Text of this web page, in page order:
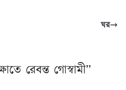
ঘর
রেবন্ত গোস্বামী”